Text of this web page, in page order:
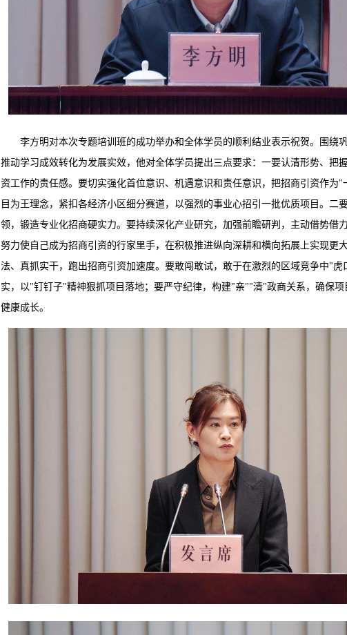
李方明对本次专题培训班的成功举办和全体学员的顺利结业表示祝贺。围绕
推动学习成效转化为发展实效，他对全体学员提出三点要求：一要认清形势、把
资工作的责任感。要切实强化首位意识、机遇意识和责任意识，把招商引资作为"
目为王理念，紧扣各经济小区细分赛道，以强烈的事业心招引一批优质项目。二
领，锻造专业化招商硬实力。要持续深化产业研究，加强前瞻研判，主动借势借
努力使自己成为招商引资的行家里手，在积极推进纵向深耕和横向拓展上实现更
法、真抓实干，跑出招商引资加速度。要敢闯敢试，敢于在激烈的区域竞争中"虎
实，以"钉钉子"精神狠抓项目落地；要严守纪律，构建"亲""清"政商关系，确保项
健康成长。